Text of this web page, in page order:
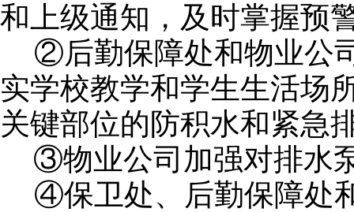
和上级通知，及时掌握预
②后勤保障处和物业公
实学校教学和学生生活场
关键部位的防积水和紧急
③物业公司加强对排水
④保卫处、后勤保障处